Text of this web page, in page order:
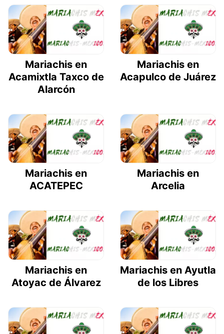
Mariachis en
Acamixtla Taxco de
Alarcón
Mariachis en
Acapulco de Juárez
Mariachis en
ACATEPEC
Mariachis en
Arcelia
Mariachis en
Atoyac de Álvarez
Mariachis en Ayutla
de los Libres